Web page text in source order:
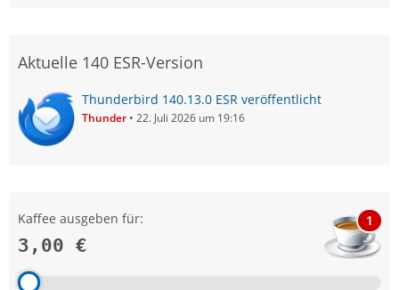
Aktuelle 140 ESR-Version
Thunderbird 140.13.0 ESR veröffentlicht
Thunder 22. Juli 2026 um 19:16
Kaffee ausgeben für:
3,00 €
1